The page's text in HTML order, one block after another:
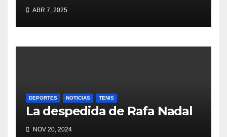
ABR 7, 2025
DEPORTES NOTICIAS TENIS
La despedida de Rafa Nadal
NOV 20, 2024